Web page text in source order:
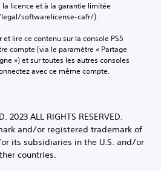
licence et à la garantie limitée
softwarelicense-cafr/).
lire ce contenu sur la console PS5
compte (via le paramètre « Partage
») et sur toutes les autres consoles
avec ce même compte.
2023 ALL RIGHTS RESERVED.
and/or registered trademark of
or its subsidiaries in the U.S. and/or
countries.